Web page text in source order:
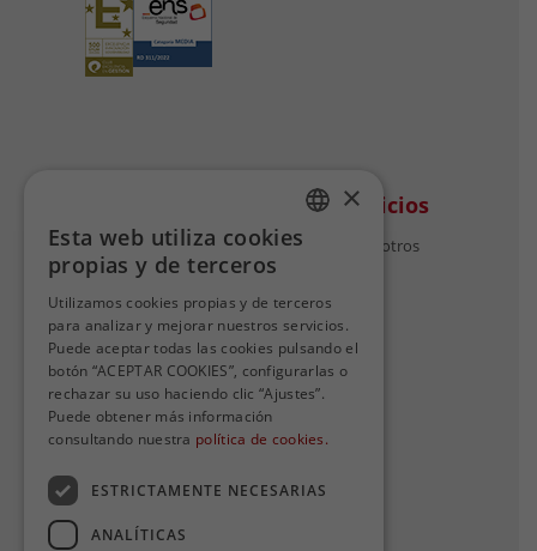
Quiénes somos
Nuestro compromiso
Nuestro equipo
Avanza en cifras
Otros servicios
Trabaja con nosotros
Contacto
Contacta con nosotros
Quejas y sugerencias
×
Esta web utiliza cookies
propias y de terceros
Utilizamos cookies propias y de terceros
para analizar y mejorar nuestros servicios.
Puede aceptar todas las cookies pulsando el
botón “ACEPTAR COOKIES”, configurarlas o
rechazar su uso haciendo clic “Ajustes”.
Puede obtener más información
consultando nuestra política de cookies.
ESTRICTAMENTE NECESARIAS
ANALÍTICAS